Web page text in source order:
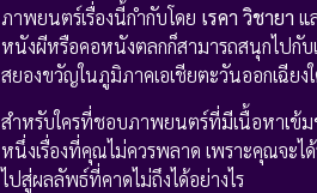
ภาพยนตร์เรื่องนี้กำกับโดย เรคา วิชายา แ
หนังผีหรือคอหนังตลกก็สามารถสนุกไปกั
สยองขวัญในภูมิภาคเอเชียตะวันออกเฉียง
สำหรับใครที่ชอบภาพยนตร์ที่มีเนื้อหาเข้
หนึ่งเรื่องที่คุณไม่ควรพลาด เพราะคุณจะ
ไปสู่ผลลัพธ์ที่คาดไม่ถึงได้อย่างไร